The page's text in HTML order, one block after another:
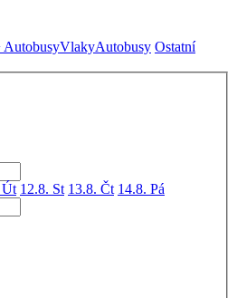
VlakyAutobusy Ostatní
Út 12.8. St 13.8. Čt 14.8. Pá